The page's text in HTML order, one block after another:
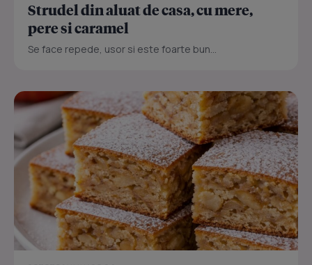
Strudel din aluat de casa, cu mere,
pere si caramel
Se face repede, usor si este foarte bun...